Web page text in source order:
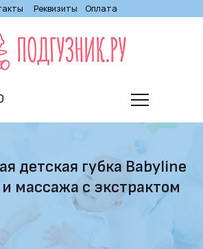
Реквизиты Оплата
детская губка Babyline
массажа с экстрактом